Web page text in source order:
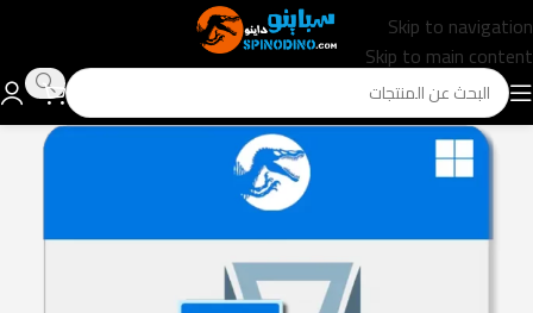
Skip to navigation
Skip to main content